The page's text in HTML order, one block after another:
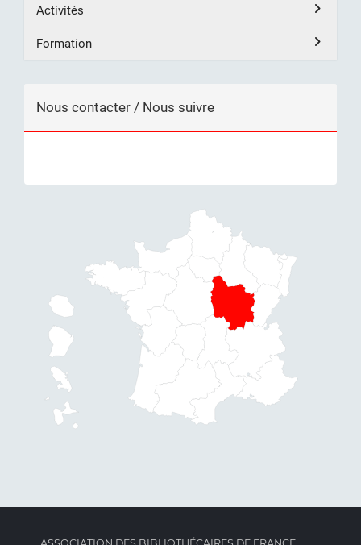
Activités
Formation
Nous contacter / Nous suivre